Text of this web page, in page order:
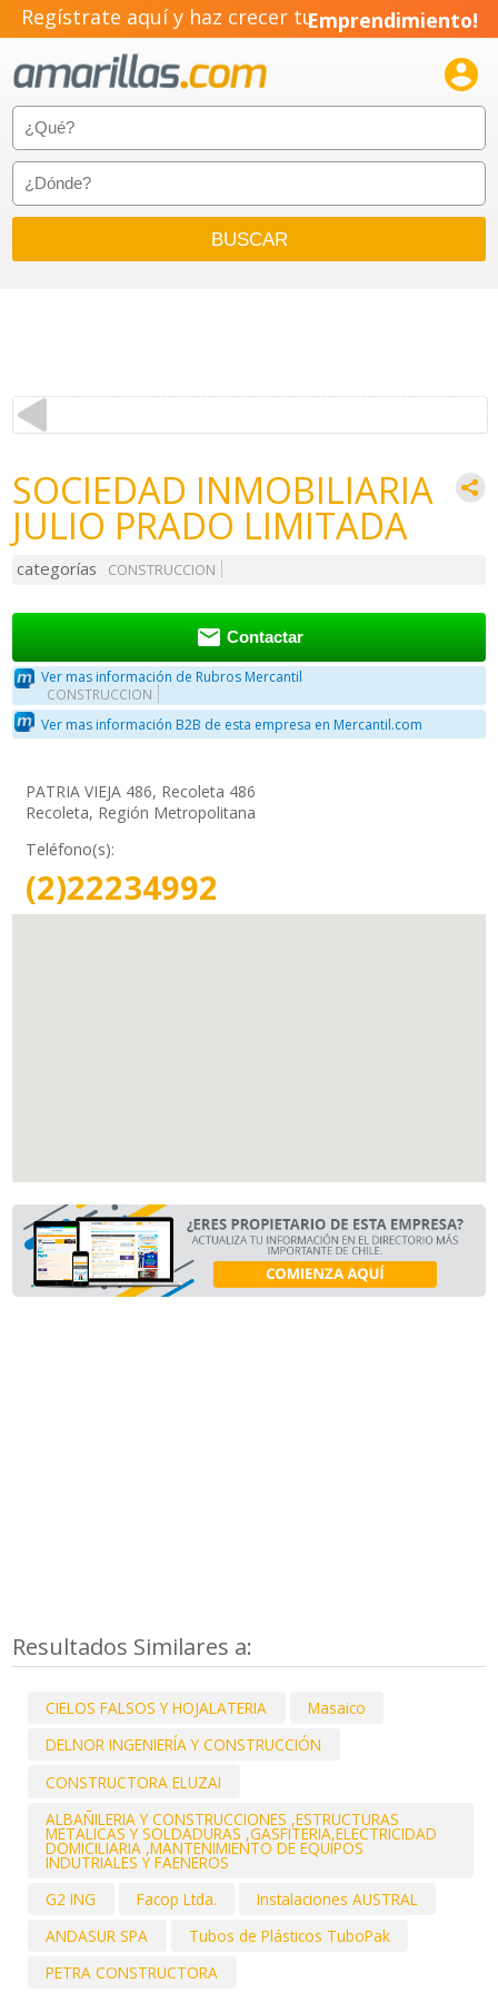
Regístrate aquí y haz crecer tuEmprendimiento!

SOCIEDAD INMOBILIARIA
JULIO PRADO LIMITADA
categorías CONSTRUCCION
 Contactar
Ver mas información de Rubros Mercantil
CONSTRUCCION
Ver mas información B2B de esta empresa en Mercantil.com
PATRIA VIEJA 486, Recoleta 486
Recoleta, Región Metropolitana
Teléfono(s):
(2)22234992
Resultados Similares a:
CIELOS FALSOS Y HOJALATERIA
Masaico
DELNOR INGENIERÍA Y CONSTRUCCIÓN
CONSTRUCTORA ELUZAI
ALBAÑILERIA Y CONSTRUCCIONES ,ESTRUCTURAS
METALICAS Y SOLDADURAS ,GASFITERIA,ELECTRICIDAD
DOMICILIARIA ,MANTENIMIENTO DE EQUIPOS
INDUTRIALES Y FAENEROS
G2 ING
Facop Ltda.
Instalaciones AUSTRAL
ANDASUR SPA
Tubos de Plásticos TuboPak
PETRA CONSTRUCTORA